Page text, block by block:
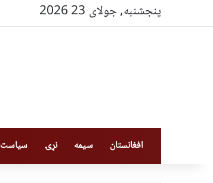
پنجشنبه, جولای 23 2026
افغانستان سیمه نړۍ سیاست